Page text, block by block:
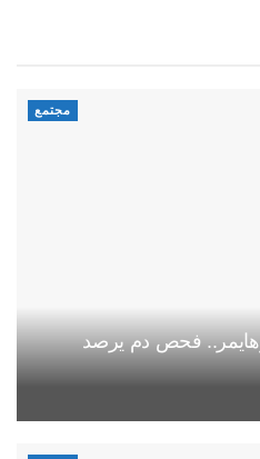
مجتمع
فحص دم يرصد